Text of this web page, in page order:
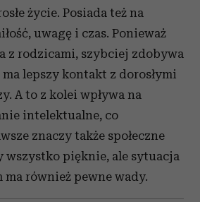
życie. Posiada też na
uwagę i czas. Ponieważ
z rodzicami, szybciej zdobywa
lepszy kontakt z dorosłymi
A to z kolei wpływa na
intelektualne, co
znaczy także społeczne
wszystko pięknie, ale sytuacja
również pewne wady.